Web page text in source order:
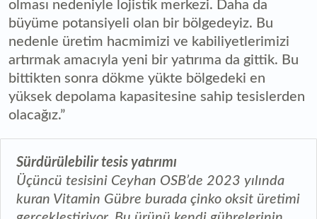
olması nedeniyle lojistik merkezi. Daha da
büyüme potansiyeli olan bir bölgedeyiz. Bu
nedenle üretim hacmimizi ve kabiliyetlerimizi
artırmak amacıyla yeni bir yatırıma da gittik. Bu
bittikten sonra dökme yükte bölgedeki en
yüksek depolama kapasitesine sahip tesislerden
olacağız.”
Sürdürülebilir tesis yatırımı
Üçüncü tesisini Ceyhan OSB’de 2023 yılında
kuran Vitamin Gübre burada çinko oksit üretimi